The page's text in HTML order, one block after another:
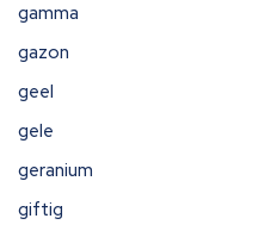
gamma
gazon
geel
gele
geranium
giftig